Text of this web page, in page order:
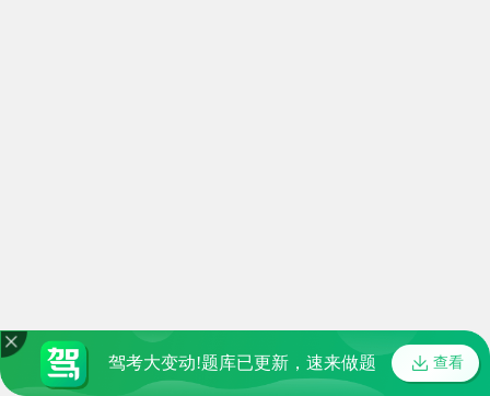
驾考大变动!题库已更新，速来做题 查看